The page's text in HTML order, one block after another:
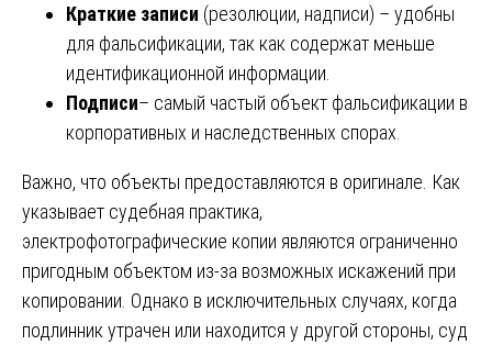
Краткие записи (резолюции, надписи) – удобны
для фальсификации, так как содержат меньше
идентификационной информации.
Подписи– самый частый объект фальсификации в
корпоративных и наследственных спорах.
Важно, что объекты предоставляются в оригинале. Как
указывает судебная практика,
электрофотографические копии являются ограниченно
пригодным объектом из-за возможных искажений при
копировании. Однако в исключительных случаях, когда
подлинник утрачен или находится у другой стороны, суд